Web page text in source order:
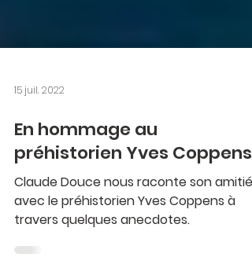
15 juil. 2022
En hommage au
préhistorien Yves Coppens
Claude Douce nous raconte son amitié
avec le préhistorien Yves Coppens à